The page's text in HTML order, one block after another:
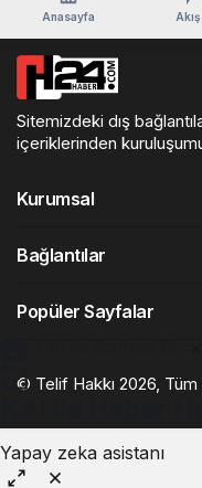
Anasayfa Akış
Sitemizdeki dış
içeriklerinden
Kurumsal
Bağlantılar
Popüler Sayfalar
© Telif Hakkı 2026, Tüm
Yapay zeka asistanı